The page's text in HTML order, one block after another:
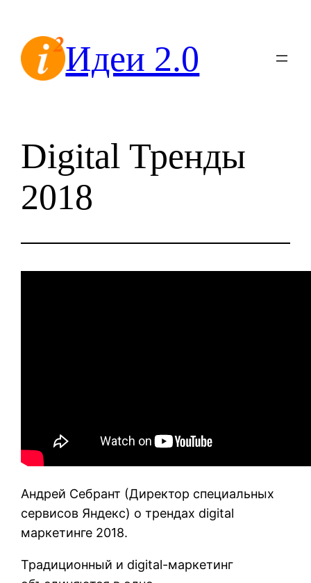
содержимомуИдеи 2.0
Digital Тренды
2018
Андрей Себрант (Директор специальных
сервисов Яндекс) о трендах digital
маркетинге 2018.
Традиционный и digital-маркетинг